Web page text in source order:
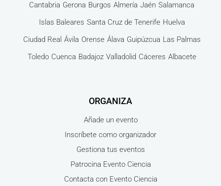
Cantabria Gerona Burgos Almería Jaén Salamanca
Islas Baleares Santa Cruz de Tenerife Huelva
Ciudad Real Ávila Orense Álava Guipúzcua Las Palmas
Toledo Cuenca Badajoz Valladolid Cáceres Albacete
ORGANIZA
Añade un evento
Inscríbete como organizador
Gestiona tus eventos
Patrocina Evento Ciencia
Contacta con Evento Ciencia